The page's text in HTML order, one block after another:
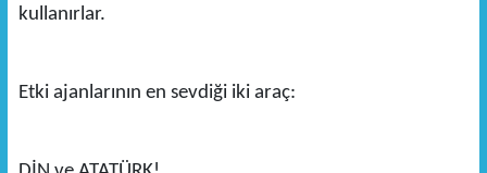
kullanırlar.
Etki ajanlarının en sevdiği iki araç: